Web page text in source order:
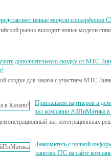
новые модели спикерфонов
рынок выходят новые модели
дополнительную скидку от МТС
скидке для заказа с участием МТС
Приглашаем партнеров в
зал компании АйПиМатика в
зал интеграционных
Знакомьтесь с полной
панелях ITC на сайте